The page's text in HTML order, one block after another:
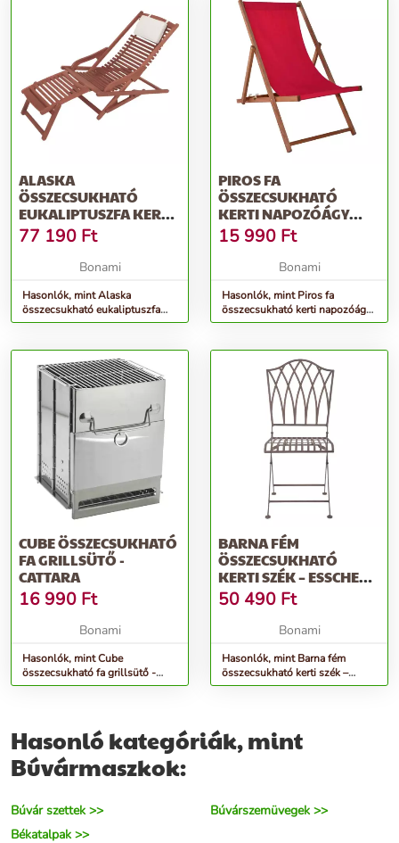
ALASKA
ÖSSZECSUKHATÓ
EUKALIPTUSZFA KERTI
NYUGÁGY - GARDEN
PLEASURE
77 190 Ft
Bonami
Hasonlók, mint Alaska
összecsukható eukaliptuszfa
kerti nyugágy - Garden Pleasure
PIROS FA
ÖSSZECSUKHATÓ
KERTI NAPOZÓÁGY
BAHAMA - ROJAPLAST
15 990 Ft
Bonami
Hasonlók, mint Piros fa
összecsukható kerti napozóágy
Bahama - Rojaplast
CUBE ÖSSZECSUKHATÓ
FA GRILLSÜTŐ -
CATTARA
16 990 Ft
Bonami
Hasonlók, mint Cube
összecsukható fa grillsütő -
Cattara
BARNA FÉM
ÖSSZECSUKHATÓ
KERTI SZÉK – ESSCHERT
DESIGN
50 490 Ft
Bonami
Hasonlók, mint Barna fém
összecsukható kerti szék –
Esschert Design
Hasonló kategóriák, mint
Búvármaszkok:
Búvár szettek >>
Búvárszemüvegek >>
Békatalpak >>